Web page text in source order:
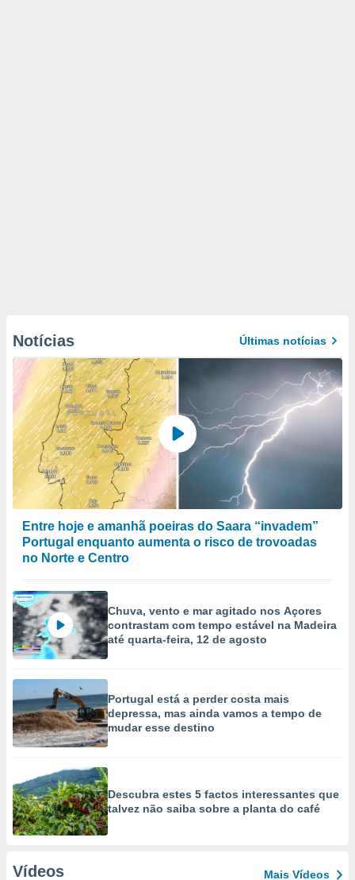
Notícias Últimas notícias
Entre hoje e amanhã poeiras do Saara “invadem”
Portugal enquanto aumenta o risco de trovoadas
no Norte e Centro
Chuva, vento e mar agitado nos Açores
contrastam com tempo estável na Madeira
até quarta-feira, 12 de agosto
Portugal está a perder costa mais
depressa, mas ainda vamos a tempo de
mudar esse destino
Descubra estes 5 factos interessantes que
talvez não saiba sobre a planta do café
Vídeos Mais Vídeos